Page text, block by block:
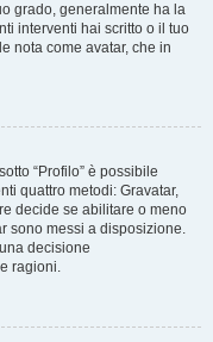
grado, generalmente ha la
interventi hai scritto o il tuo
nota come avatar, che in
“Profilo” è possibile
quattro metodi: Gravatar,
decide se abilitare o meno
sono messi a disposizione.
decisione
ragioni.